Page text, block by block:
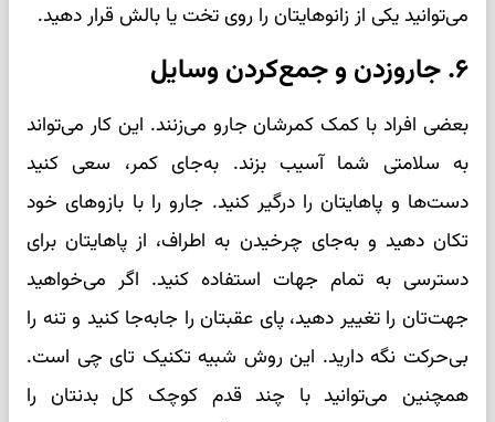
می‌توانید یکی از زانوهایتان را روی تخت یا بالش قرار دهید.
۶. جاروزدن و جمع‌کردن وسایل
بعضی افراد با کمک کمرشان جارو می‌زنند. این کار می‌تواند
به سلامتی شما آسیب بزند. به‌جای کمر، سعی کنید
دست‌ها و پاهایتان را درگیر کنید. جارو را با بازوهای خود
تکان دهید و به‌جای چرخیدن به اطراف، از پاهایتان برای
دسترسی به تمام جهات استفاده کنید. اگر می‌خواهید
جهت‌تان را تغییر دهید، پای عقبتان را جابه‌جا کنید و تنه را
بی‌حرکت نگه دارید. این روش شبیه تکنیک تای چی است.
همچنین می‌توانید با چند قدم کوچک کل بدنتان را